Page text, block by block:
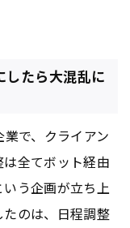
したら大混乱に
で、クライアン
全てボット経由
う企画が立ち上
のは、日程調整